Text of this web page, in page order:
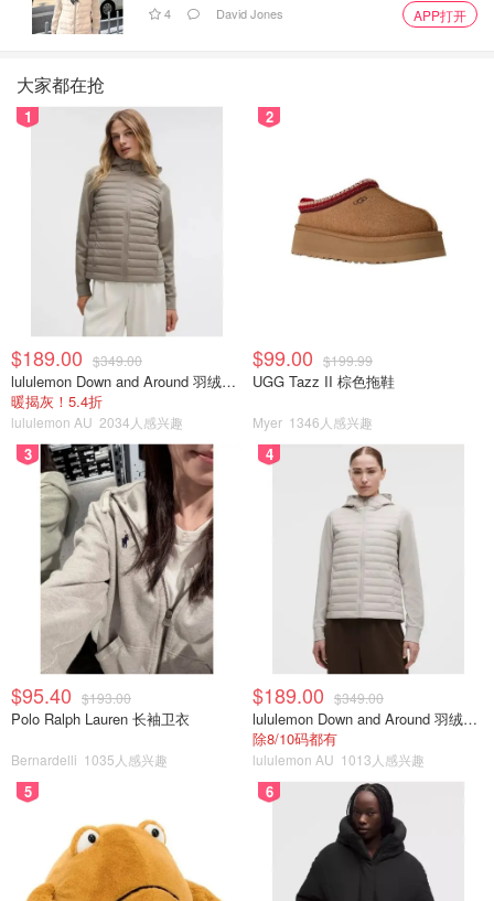
4 David Jones APP打开
大家都在抢
1
$189.00 $349.00
lululemon Down and Around 羽绒夹克
暖揭灰！5.4折
lululemon AU 2034人感兴趣
2
$99.00 $199.99
UGG Tazz II 棕色拖鞋
Myer 1346人感兴趣
3
$95.40 $193.00
Polo Ralph Lauren 长袖卫衣
Bernardelli 1035人感兴趣
4
$189.00 $349.00
lululemon Down and Around 羽绒夹克
除8/10码都有
lululemon AU 1013人感兴趣
5 6